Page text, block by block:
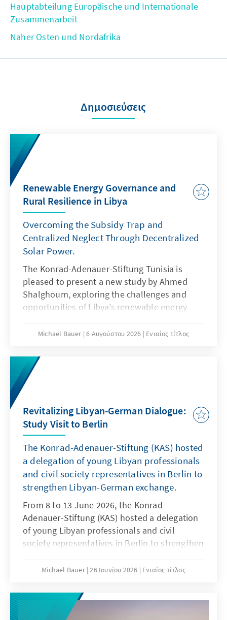
Hauptabteilung Europäische und Internationale
Zusammenarbeit
Naher Osten und Nordafrika
Δημοσιεύσεις
Renewable Energy Governance and
Rural Resilience in Libya
Overcoming the Subsidy Trap and
Centralized Neglect Through Decentralized
Solar Power.
The Konrad-Adenauer-Stiftung Tunisia is
pleased to present a new study by Ahmed
Shalghoum, exploring the challenges and
opportunities of Libya’s renewable energy
local resilience, and sustainable
Michael Bauer 6 Αυγούστου 2026 Ενιαίος τίτλος
Revitalizing Libyan-German Dialogue:
Study Visit to Berlin
The Konrad-Adenauer-Stiftung (KAS) hosted
a delegation of young Libyan professionals
and civil society representatives in Berlin to
strengthen Libyan-German exchange.
From 8 to 13 June 2026, the Konrad-
Adenauer-Stiftung (KAS) hosted a delegation
of young Libyan professionals and civil
society representatives in Berlin to strengthen
cooperation.
Michael Bauer 26 Ιουνίου 2026 Ενιαίος τίτλος